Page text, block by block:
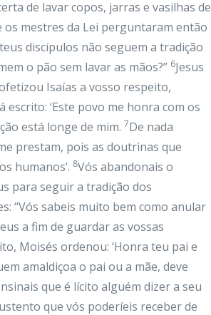
de lavar copos, jarras e vasilhas de
os mestres da Lei perguntaram então
discípulos não seguem a tradição
o pão sem lavar as mãos?” 6Jesus
Isaías a vosso respeito,
escrito: ‘Este povo me honra com os
está longe de mim. 7De nada
prestam, pois as doutrinas que
humanos’. 8Vós abandonais o
para seguir a tradição dos
“Vós sabeis muito bem como anular
a fim de guardar as vossas
Moisés ordenou: ‘Honra teu pai e
amaldiçoa o pai ou a mãe, deve
que é lícito alguém dizer a seu
que vós poderíeis receber de